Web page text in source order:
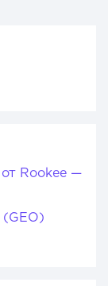
Rookee —
(GEO)